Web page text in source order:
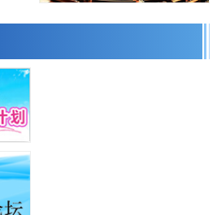
全性与耐久性的材料设计开辟道路
茜”的红色成分可抑制老化与炎症，有望
新型基因疗法，利用超小型GAD67启动
制：两种激素波动叠加所致
出可稳定工作至300℃的介电材料，已验
环境下工作